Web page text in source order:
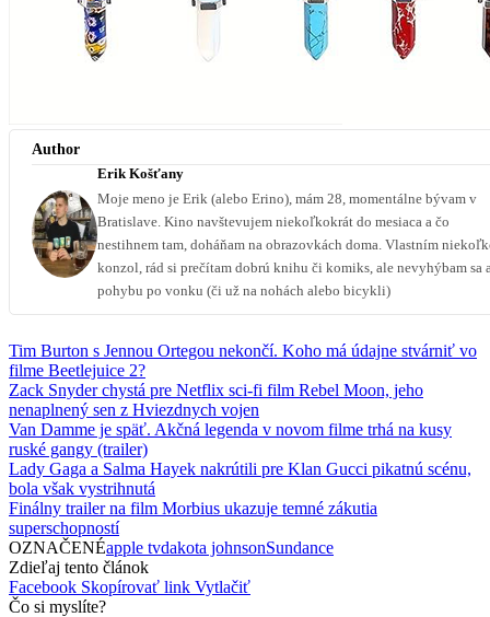
Author
Erik Košťany
Moje meno je Erik (alebo Erino), mám 28, momentálne bývam v
Bratislave. Kino navštevujem niekoľkokrát do mesiaca a čo
nestihnem tam, doháňam na obrazovkách doma. Vlastním
konzol, rád si prečítam dobrú knihu či komiks, ale nevyhýbam sa
pohybu po vonku (či už na nohách alebo bicykli)
Tim Burton s Jennou Ortegou nekončí. Koho má údajne stvárniť vo
filme Beetlejuice 2?
Zack Snyder chystá pre Netflix sci-fi film Rebel Moon, jeho
nenaplnený sen z Hviezdnych vojen
Van Damme je späť. Akčná legenda v novom filme trhá na kusy
ruské gangy (trailer)
Lady Gaga a Salma Hayek nakrútili pre Klan Gucci pikatnú scénu,
bola však vystrihnutá
Finálny trailer na film Morbius ukazuje temné zákutia
superschopností
OZNAČENÉapple tvdakota johnsonSundance
Zdieľaj tento článok
Facebook Skopírovať link Vytlačiť
Čo si myslíte?